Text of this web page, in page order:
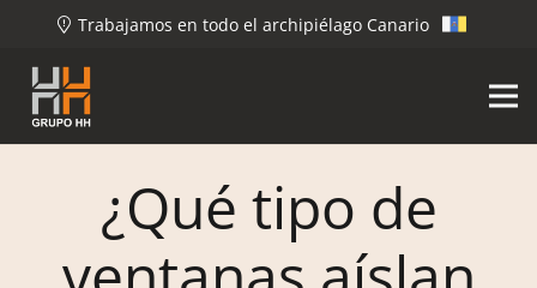
Trabajamos en todo el archipiélago Canario
¿Qué tipo de